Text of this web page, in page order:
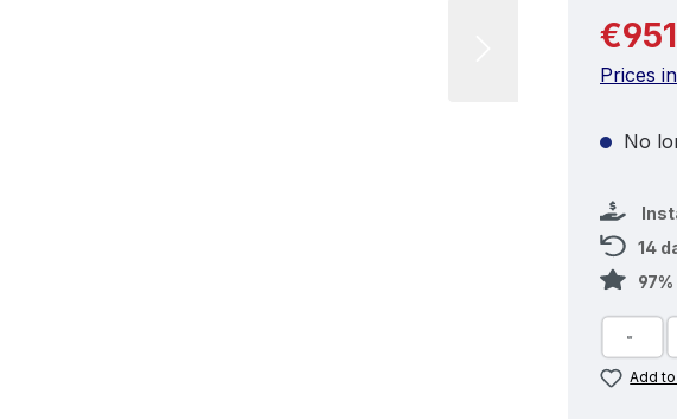
Regular
Prices
No
14
Add